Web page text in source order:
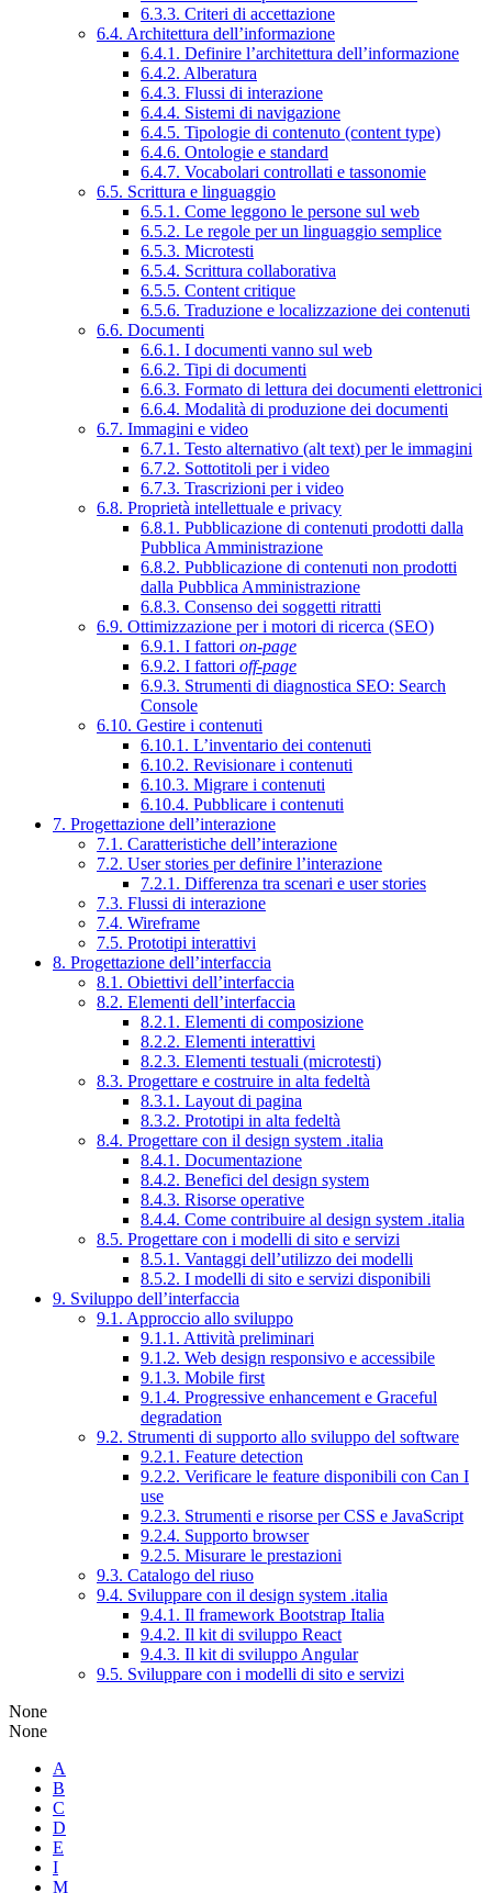
6.3.3. Criteri di accettazione
6.4. Architettura dell’informazione
6.4.1. Definire l’architettura dell’informazione
6.4.2. Alberatura
6.4.3. Flussi di interazione
6.4.4. Sistemi di navigazione
6.4.5. Tipologie di contenuto (content type)
6.4.6. Ontologie e standard
6.4.7. Vocabolari controllati e tassonomie
6.5. Scrittura e linguaggio
6.5.1. Come leggono le persone sul web
6.5.2. Le regole per un linguaggio semplice
6.5.3. Microtesti
6.5.4. Scrittura collaborativa
6.5.5. Content critique
6.5.6. Traduzione e localizzazione dei contenuti
6.6. Documenti
6.6.1. I documenti vanno sul web
6.6.2. Tipi di documenti
6.6.3. Formato di lettura dei documenti elettronici
6.6.4. Modalità di produzione dei documenti
6.7. Immagini e video
6.7.1. Testo alternativo (alt text) per le immagini
6.7.2. Sottotitoli per i video
6.7.3. Trascrizioni per i video
6.8. Proprietà intellettuale e privacy
6.8.1. Pubblicazione di contenuti prodotti dalla
Pubblica Amministrazione
6.8.2. Pubblicazione di contenuti non prodotti
dalla Pubblica Amministrazione
6.8.3. Consenso dei soggetti ritratti
6.9. Ottimizzazione per i motori di ricerca (SEO)
6.9.1. I fattori on-page
6.9.2. I fattori off-page
6.9.3. Strumenti di diagnostica SEO: Search
Console
6.10. Gestire i contenuti
6.10.1. L’inventario dei contenuti
6.10.2. Revisionare i contenuti
6.10.3. Migrare i contenuti
6.10.4. Pubblicare i contenuti
7. Progettazione dell’interazione
7.1. Caratteristiche dell’interazione
7.2. User stories per definire l’interazione
7.2.1. Differenza tra scenari e user stories
7.3. Flussi di interazione
7.4. Wireframe
7.5. Prototipi interattivi
8. Progettazione dell’interfaccia
8.1. Obiettivi dell’interfaccia
8.2. Elementi dell’interfaccia
8.2.1. Elementi di composizione
8.2.2. Elementi interattivi
8.2.3. Elementi testuali (microtesti)
8.3. Progettare e costruire in alta fedeltà
8.3.1. Layout di pagina
8.3.2. Prototipi in alta fedeltà
8.4. Progettare con il design system .italia
8.4.1. Documentazione
8.4.2. Benefici del design system
8.4.3. Risorse operative
8.4.4. Come contribuire al design system .italia
8.5. Progettare con i modelli di sito e servizi
8.5.1. Vantaggi dell’utilizzo dei modelli
8.5.2. I modelli di sito e servizi disponibili
9. Sviluppo dell’interfaccia
9.1. Approccio allo sviluppo
9.1.1. Attività preliminari
9.1.2. Web design responsivo e accessibile
9.1.3. Mobile first
9.1.4. Progressive enhancement e Graceful
degradation
9.2. Strumenti di supporto allo sviluppo del software
9.2.1. Feature detection
9.2.2. Verificare le feature disponibili con Can I
use
9.2.3. Strumenti e risorse per CSS e JavaScript
9.2.4. Supporto browser
9.2.5. Misurare le prestazioni
9.3. Catalogo del riuso
9.4. Sviluppare con il design system .italia
9.4.1. Il framework Bootstrap Italia
9.4.2. Il kit di sviluppo React
9.4.3. Il kit di sviluppo Angular
9.5. Sviluppare con i modelli di sito e servizi
None
None
A
B
C
D
E
I
M